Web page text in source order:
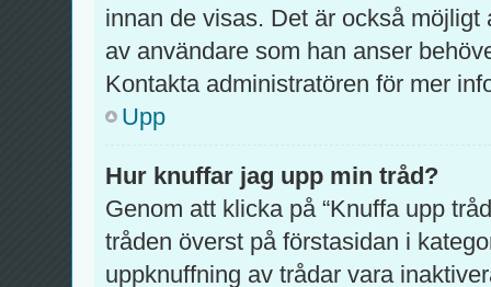
innan de visas. Det är också
av användare som han anser
Kontakta administratören för mer
Upp
Hur knuffar jag upp min tråd?
Genom att klicka på “Knuffa upp
tråden överst på förstasidan i
uppknuffning av trådar vara